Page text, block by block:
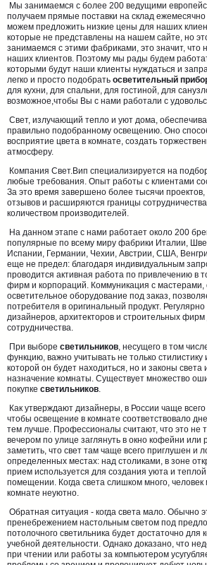
Мы занимаемся с более 200 ведущими
получаем прямые поставки на склад
можем предложить низкие цены для наших
которые не представлены на нашем сайте, но
занимаемся с этими фабриками, это значит, что
наших клиентов. Поэтому мы рады будем
которыми будут наши клиенты нуждаться и
легко и просто подобрать осветительный
для кухни, для спальни, для гостиной, для
возможное,чтобы Вы с нами работали с
Свет, излучающий тепло и уют дома,
правильно подобранному освещению. Оно
восприятие цвета в комнате, создать
атмосферу.
Компания Свет.Вип специализируется на
любые требования. Опыт работы с клиентами
За это время завершено более тысячи проектов,
отзывов и расширяются границы
количеством производителей.
На данном этапе с нами работает около 200
популярные по всему миру фабрики Италии,
Испании, Германии, Чехии, Австрии, США,
еще не предел: благодаря индивидуальным
проводится активная работа по привлечению в
фирм и корпораций. Коммуникация с
осветительное оборудование под заказ,
потребителя в оригинальный продукт.
дизайнеров, архитекторов и строительных
сотрудничества.
При выборе светильников, несущего в том
функцию, важно учитывать не только
которой он будет находиться, но и законы света
назначение комнаты. Существует множество
покупке светильников.
Как утверждают дизайнеры, в России чаще
чтобы освещение в комнате соответствовало
тем лучше. Профессионалы считают, что это не
вечером по улице заглянуть в окно кофейни или
заметить, что свет там чаще всего приглушен и
определенных местах: над столиками, в зоне
прием используется для создания уюта и теплой
помещении. Когда света слишком много, человек
комнате неуютно.
Обратная ситуация - когда света мало. Обычно
пренебрежением настольным светом под
потолочного светильника будет достаточно
учебной деятельности. Однако доказано, что
при чтении или работы за компьютером